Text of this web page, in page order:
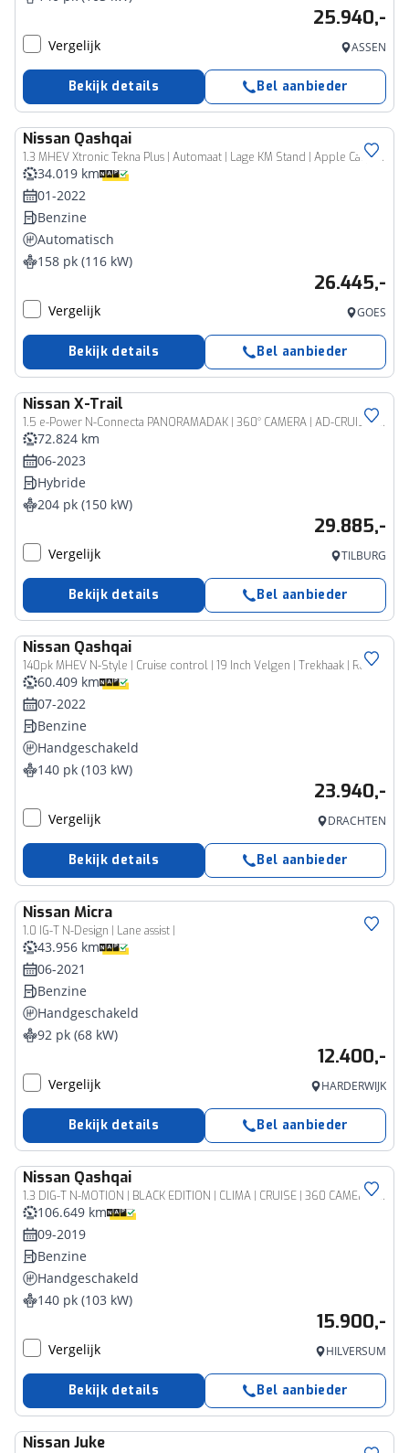
25.940,-
Vergelijk ASSEN
Bekijk details Bel aanbieder
Nissan Qashqai
1.3 MHEV Xtronic Tekna Plus | Automaat | Lage KM Stand | Apple Carplay / Android Auto | Vitrual Cockpit | Stoelverwarming | Leder | 360 Camera | Dodehoek Sensor | Trekhaak | Heads-Up | Lichtmetalen Velgen |
34.019 km
01-2022
Benzine
Automatisch
158 pk (116 kW)
26.445,-
Vergelijk GOES
Bekijk details Bel aanbieder
Nissan X-Trail
1.5 e-Power N-Connecta PANORAMADAK | 360° CAMERA | AD-CRUISE | CARPLAY & NAVI
72.824 km
06-2023
Hybride
204 pk (150 kW)
29.885,-
Vergelijk TILBURG
Bekijk details Bel aanbieder
Nissan Qashqai
140pk MHEV N-Style | Cruise control | 19 Inch Velgen | Trekhaak | Rondomzicht Camera |
60.409 km
07-2022
Benzine
Handgeschakeld
140 pk (103 kW)
23.940,-
Vergelijk DRACHTEN
Bekijk details Bel aanbieder
Nissan Micra
1.0 IG-T N-Design | Lane assist |
43.956 km
06-2021
Benzine
Handgeschakeld
92 pk (68 kW)
12.400,-
Vergelijk HARDERWIJK
Bekijk details Bel aanbieder
Nissan Qashqai
1.3 DIG-T N-MOTION | BLACK EDITION | CLIMA | CRUISE | 360 CAMERA | NAVI | PANORAMADAK | 19'' ZWART GELAKTE LM VELGEN | PRIVACY GLASS |
106.649 km
09-2019
Benzine
Handgeschakeld
140 pk (103 kW)
15.900,-
Vergelijk HILVERSUM
Bekijk details Bel aanbieder
Nissan Juke